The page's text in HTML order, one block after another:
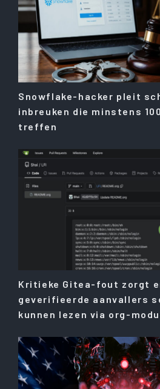
Snowflake-hacker pleit
inbreuken die minstens
treffen
Kritieke Gitea-fout zorgt
geverifieerde aanvallers
kunnen lezen via org-